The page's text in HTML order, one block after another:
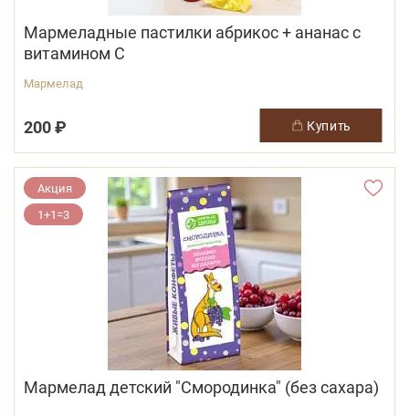
Мармеладные пастилки абрикос + ананас с
витамином С
Мармелад
200 ₽ купить
Акция
1+1=3
Мармелад детский "Смородинка" (без сахара)